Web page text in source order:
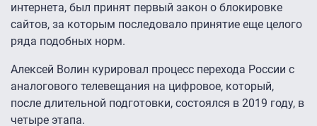
интернета, был принят первый закон о блокировке
сайтов, за которым последовало принятие еще целого
ряда подобных норм.
Алексей Волин курировал процесс перехода России с
аналогового телевещания на цифровое, который,
после длительной подготовки, состоялся в 2019 году, в
четыре этапа.